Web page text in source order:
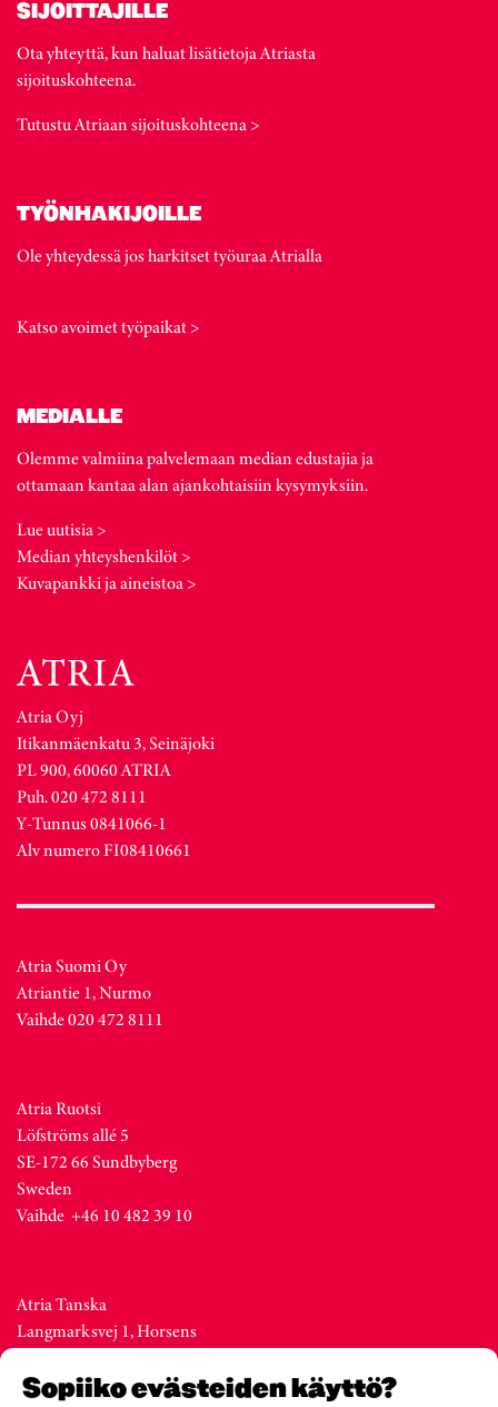
Sopiiko evästeiden käyttö?
SIJOITTAJILLE
Ota yhteyttä, kun haluat lisätietoja Atriasta
sijoituskohteena.
Tutustu Atriaan sijoituskohteena >
TYÖNHAKIJOILLE
Ole yhteydessä jos harkitset työuraa Atrialla
Katso avoimet työpaikat >
MEDIALLE
Olemme valmiina palvelemaan median edustajia ja
ottamaan kantaa alan ajankohtaisiin kysymyksiin.
Lue uutisia >
Median yhteyshenkilöt >
Kuvapankki ja aineistoa >
Atria Oyj
Itikanmäenkatu 3, Seinäjoki
PL 900, 60060 ATRIA
Puh. 020 472 8111
Y-Tunnus 0841066-1
Alv numero FI08410661
Atria Suomi Oy
Atriantie 1, Nurmo
Vaihde 020 472 8111
Atria Ruotsi
Löfströms allé 5
SE-172 66 Sundbyberg
Sweden
Vaihde +46 10 482 39 10
Atria Tanska
Langmarksvej 1, Horsens
Denmark